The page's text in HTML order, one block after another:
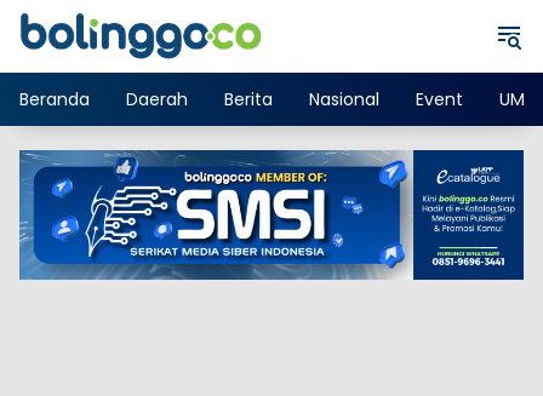
Langsung
Beranda
Daerah Berita Nasional Event